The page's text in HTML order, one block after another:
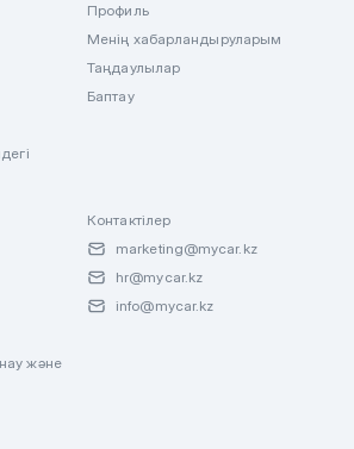
Профиль
Менің хабарландыруларым
Таңдаулылар
Баптау
және
Контактілер
marketing@mycar.kz
hr@mycar.kz
info@mycar.kz